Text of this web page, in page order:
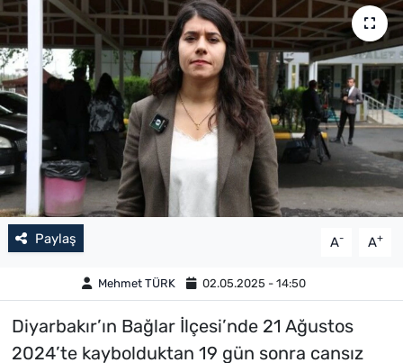
Paylaş A- A+
Mehmet TÜRK 02.05.2025 - 14:50
Diyarbakır’ın Bağlar İlçesi’nde 21 Ağustos
2024’te kaybolduktan 19 gün sonra cansız